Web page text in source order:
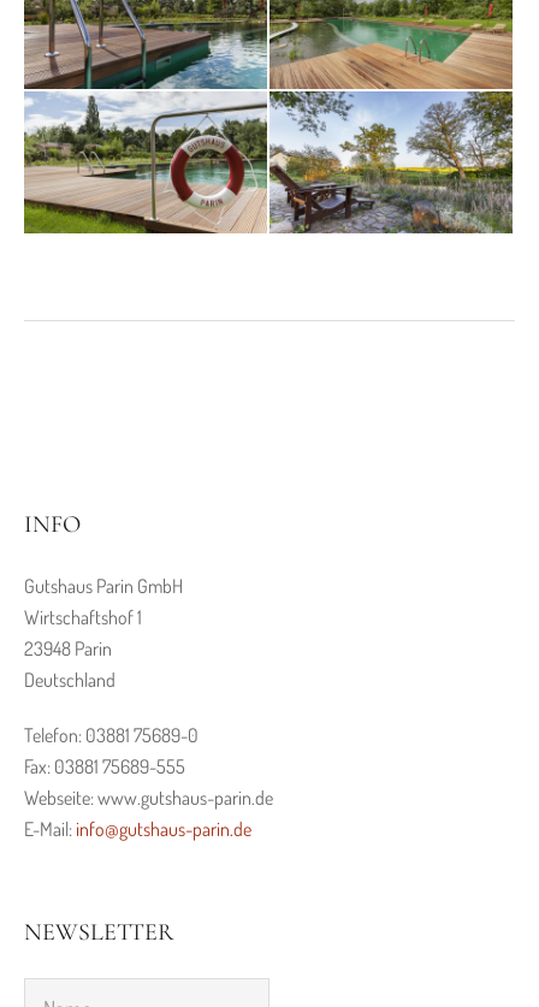
INFO
Gutshaus Parin GmbH
Wirtschaftshof 1
23948 Parin
Deutschland
Telefon: 03881 75689-0
Fax: 03881 75689-555
Webseite: www.gutshaus-parin.de
E-Mail: info@gutshaus-parin.de
NEWSLETTER